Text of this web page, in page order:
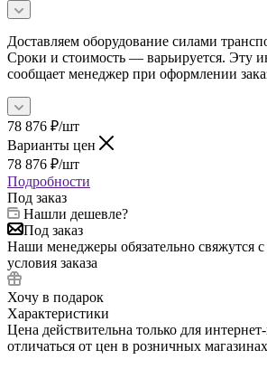
Доставляем оборудование силами
Сроки и стоимость — варьируется. Эту
сообщает менеджер при оформлении
78 876 ₽/шт
Варианты цен
78 876 ₽/шт
Подробности
Под заказ
Нашли дешевле?
Под заказ
Наши менеджеры обязательно свяжутся
условия заказа
Хочу в подарок
Характеристики
Цена действительна только для
отличаться от цен в розничных магазинах